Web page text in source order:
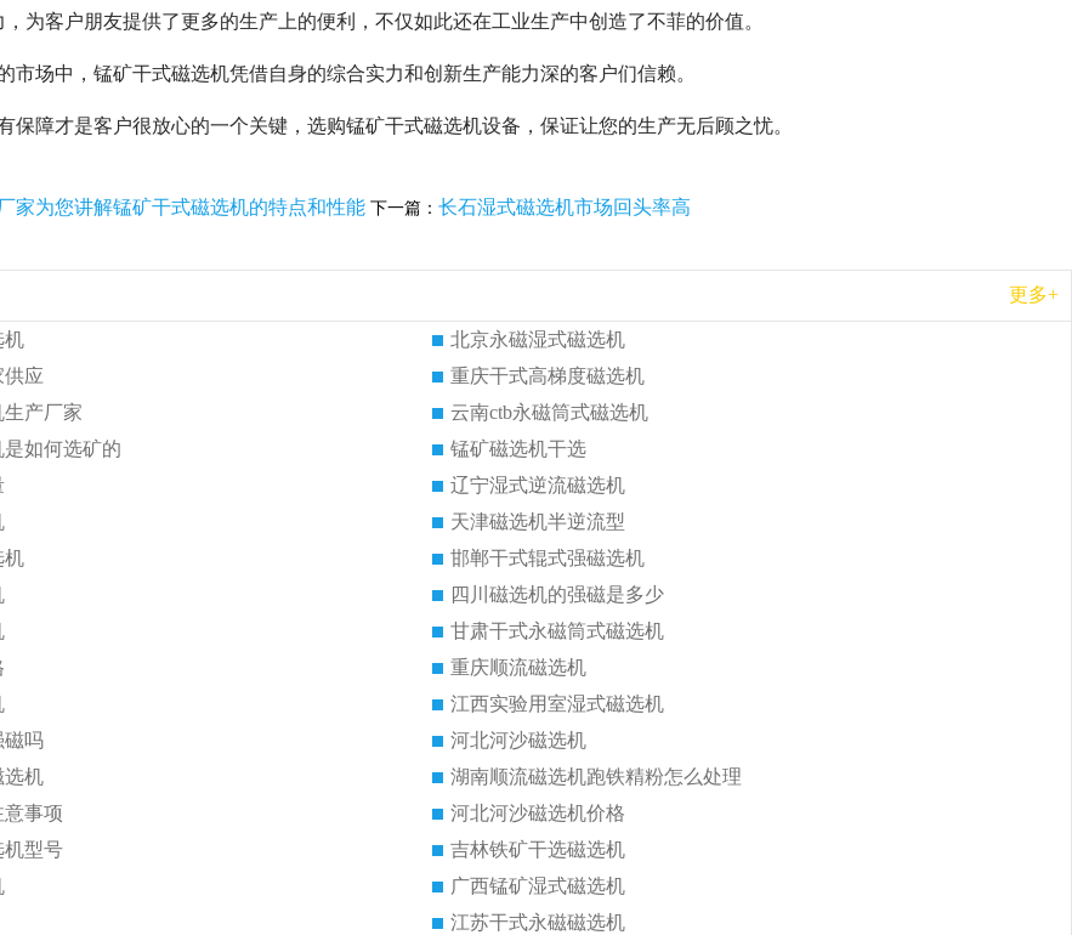
为客户朋友提供了更多的生产上的便利，不仅如此还在工业生产中创造了不菲的价值。
市场中，锰矿干式磁选机凭借自身的综合实力和创新生产能力深的客户们信赖。
保障才是客户很放心的一个关键，选购锰矿干式磁选机设备，保证让您的生产无后顾之忧。
家为您讲解锰矿干式磁选机的特点和性能 下一篇： 长石湿式磁选机市场回头率高
更多+
机
北京永磁湿式磁选机
应
重庆干式高梯度磁选机
产厂家
云南ctb永磁筒式磁选机
如何选矿的
锰矿磁选机干选
辽宁湿式逆流磁选机
天津磁选机半逆流型
机
邯郸干式辊式强磁选机
四川磁选机的强磁是多少
甘肃干式永磁筒式磁选机
重庆顺流磁选机
江西实验用室湿式磁选机
磁吗
河北河沙磁选机
选机
湖南顺流磁选机跑铁精粉怎么处理
事项
河北河沙磁选机价格
机型号
吉林铁矿干选磁选机
广西锰矿湿式磁选机
江苏干式永磁磁选机